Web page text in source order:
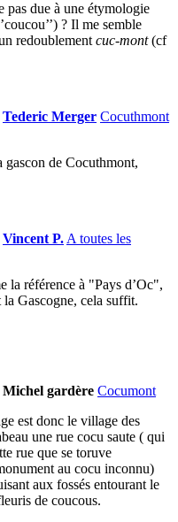
pas due à une étymologie
? Il me semble
redoublement cuc-mont(cf
Tederic Merger Cocuthmont
gascon de Cocuthmont,
Vincent P. A toutes les
la référence à "Pays d’Oc",
la Gascogne, cela suffit.
Michel gardère Cocumont
est donc le village des
une rue cocu saute ( qui
rue que se toruve
au cocu inconnu)
aux fossés entourant le
de coucous.